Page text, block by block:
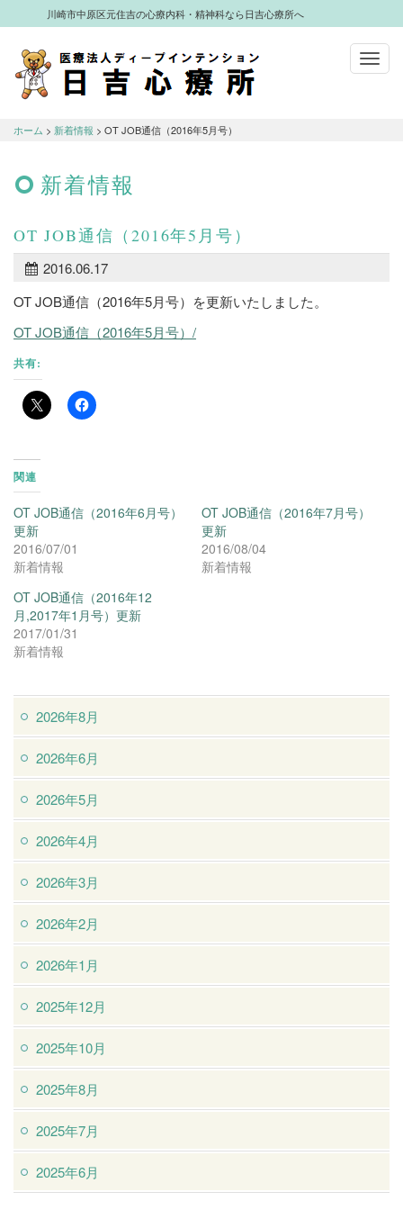
川崎市中原区元住吉の心療内科・精神科なら日吉心療所へ
なら日吉心療所へ
ホーム > 新着情報 > OT JOB通信（2016年5月号）
新着情報
OT JOB通信（2016年5月号）
2016.06.17
OT JOB通信（2016年5月号）を更新いたしました。
OT JOB通信（2016年5月号）/
共有:
関連
OT JOB通信（2016年6月号）
更新
2016/07/01
新着情報
OT JOB通信（2016年7月号）
更新
2016/08/04
新着情報
OT JOB通信（2016年12
月,2017年1月号）更新
2017/01/31
新着情報
2026年8月
2026年6月
2026年5月
2026年4月
2026年3月
2026年2月
2026年1月
2025年12月
2025年10月
2025年8月
2025年7月
2025年6月